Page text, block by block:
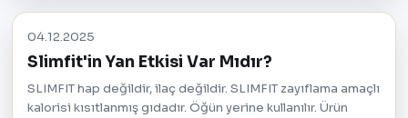
04.12.2025
Slimfit'in Yan Etkisi Var Mıdır?
SLIMFIT hap değildir, ilaç değildir. SLIMFIT zayıflama amaçlı
kalorisi kısıtlanmış gıdadır. Öğün yerine kullanılır. Ürün